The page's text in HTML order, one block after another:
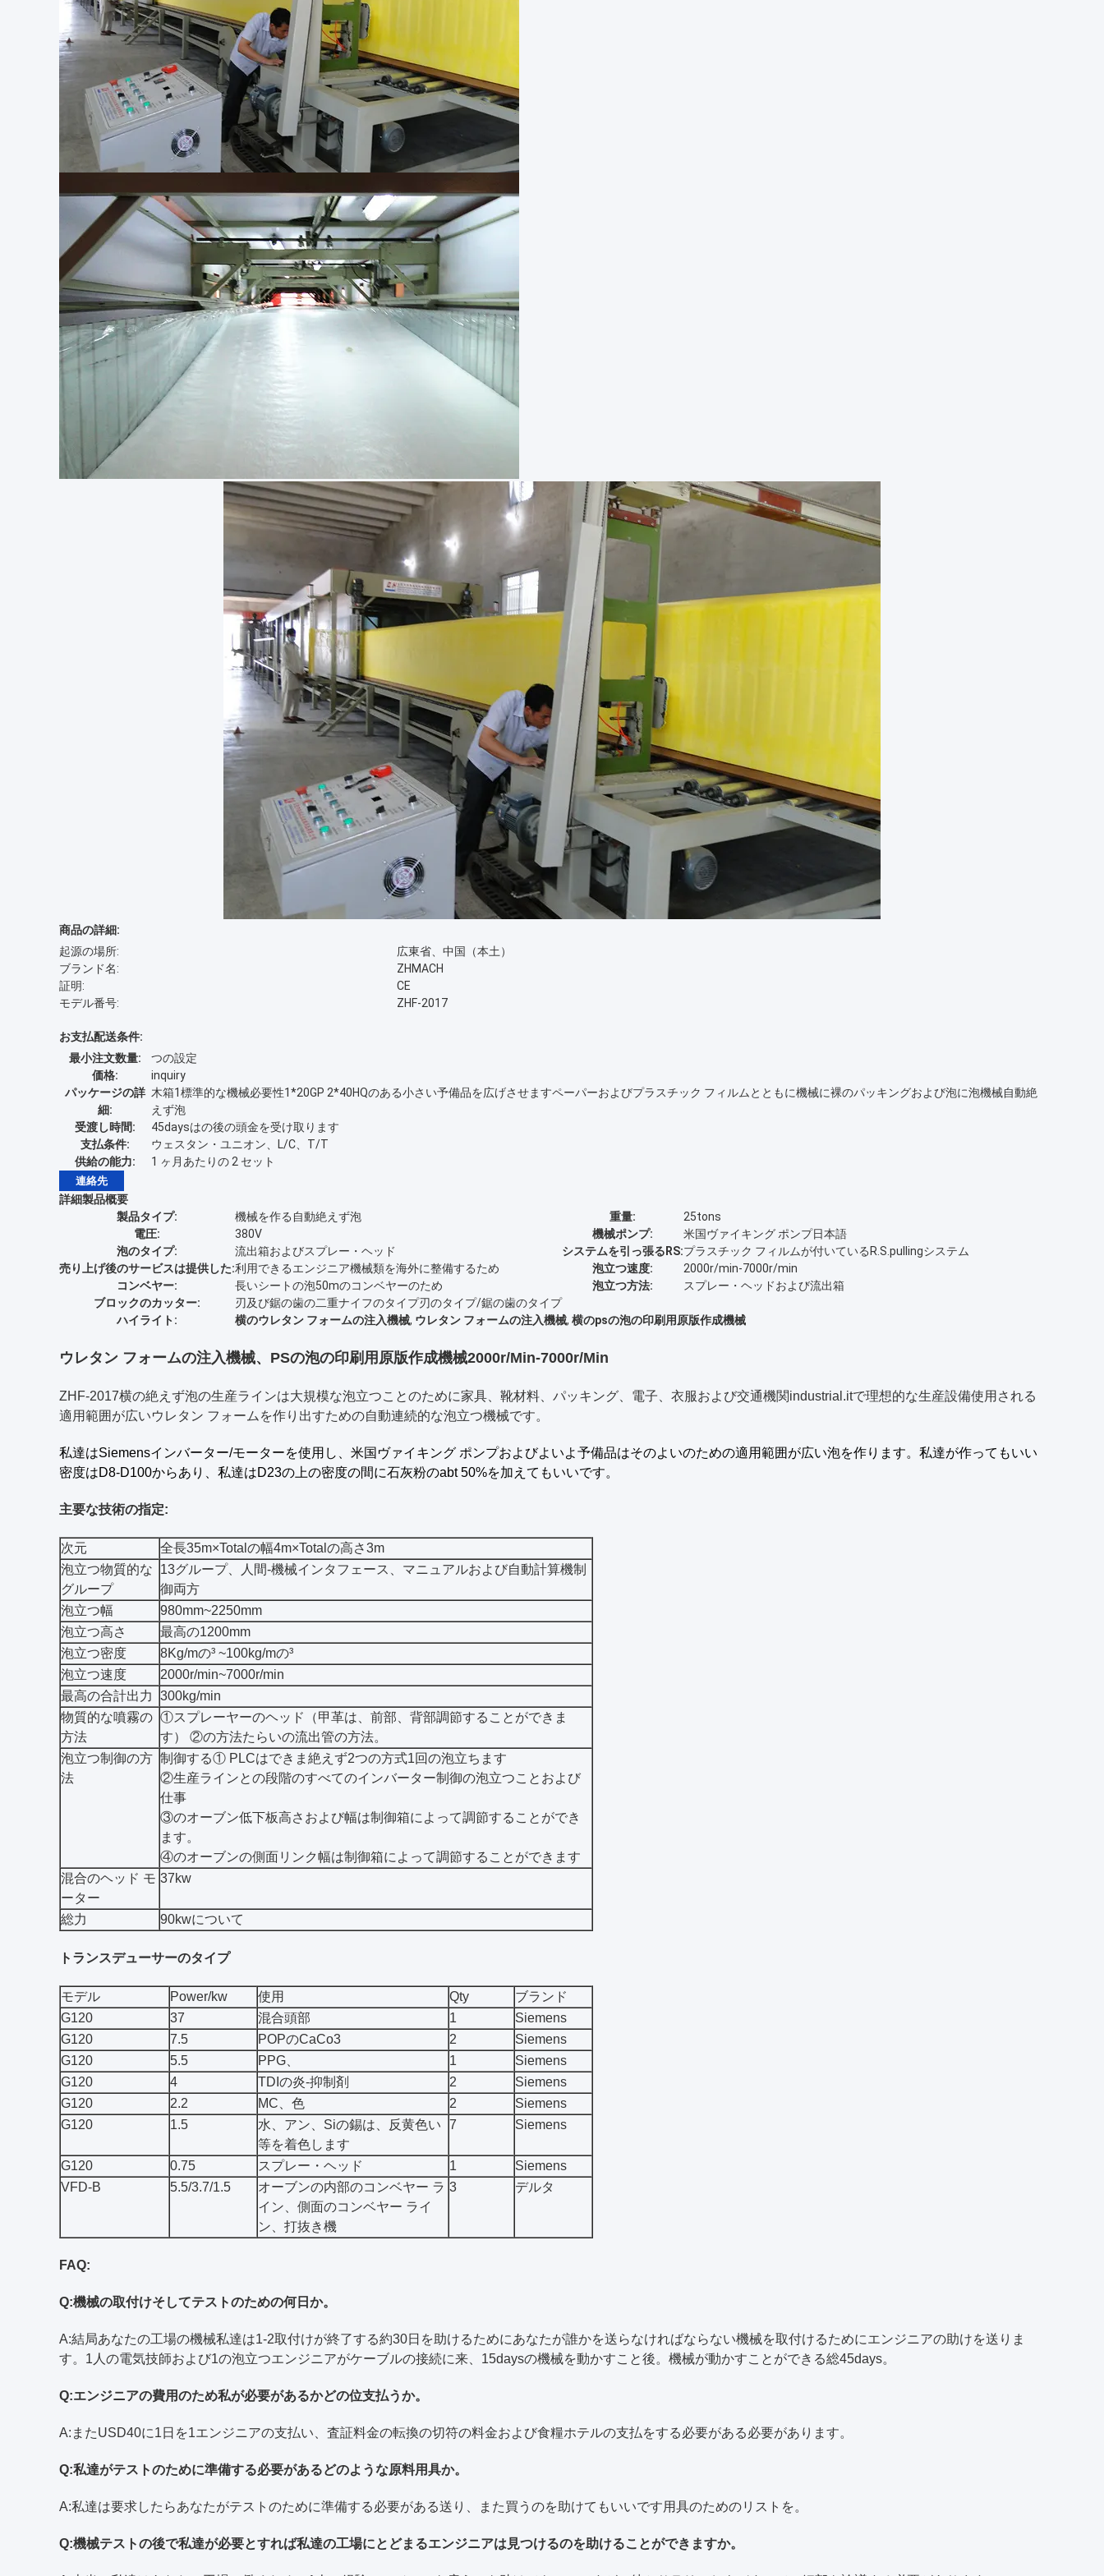
商品の詳細:
起源の場所:
広東省、中国（本土）
ブランド名:
ZHMACH
証明:
CE
モデル番号:
ZHF-2017
お支払配送条件:
最小注文数量:
つの設定
価格:
inquiry
パッケージの詳
細:
木箱1標準的な機械必要性1*20GP 2*40HQのある小さい予備品を広げさせますペーパーおよびプラスチック フィルムとともに機械に裸のパッキングおよび泡に泡機械自動絶
えず泡
受渡し時間:
45daysはの後の頭金を受け取ります
支払条件:
ウェスタン・ユニオン、L/C、T/T
供給の能力:
1 ヶ月あたりの 2 セット
連絡先
詳細製品概要
製品タイプ:
機械を作る自動絶えず泡 重量:
25tons
電圧:
380V 機械ポンプ:
米国ヴァイキング ポンプ日本語
泡のタイプ:
流出箱およびスプレー・ヘッド システムを引っ張るRS:プラスチック フィルムが付いているR.S.pullingシステム
売り上げ後のサービスは提供した:利用できるエンジニア機械類を海外に整備するため 泡立つ速度:
2000r/min-7000r/min
コンベヤー:
長いシートの泡50mのコンベヤーのため 泡立つ方法:
スプレー・ヘッドおよび流出箱
ブロックのカッター:
刃及び鋸の歯の二重ナイフのタイプ刃のタイプ/鋸の歯のタイプ
ハイライト:
横のウレタン フォームの注入機械, ウレタン フォームの注入機械, 横のpsの泡の印刷用原版作成機械
ウレタン フォームの注入機械、PSの泡の印刷用原版作成機械2000r/Min-7000r/Min
ZHF-2017横の絶えず泡の生産ラインは大規模な泡立つことのために家具、靴材料、パッキング、電子、衣服および交通機関industrial.itで理想的な生産設備使用される
適用範囲が広いウレタン フォームを作り出すための自動連続的な泡立つ機械です。
私達はSiemensインバーター/モーターを使用し、米国ヴァイキング ポンプおよびよいよ予備品はそのよいのための適用範囲が広い泡を作ります。私達が作ってもいい
密度はD8-D100からあり、私達はD23の上の密度の間に石灰粉のabt 50%を加えてもいいです。
主要な技術の指定:
次元
全長35m×Totalの幅4m×Totalの高さ3m
泡立つ物質的な
グループ
13グループ、人間-機械インタフェース、マニュアルおよび自動計算機制
御両方
泡立つ幅
980mm~2250mm
泡立つ高さ
最高の1200mm
泡立つ密度
8Kg/mの³ ~100kg/mの³
泡立つ速度
2000r/min~7000r/min
最高の合計出力
300kg/min
物質的な噴霧の
方法
①スプレーヤーのヘッド（甲革は、前部、背部調節することができま
す） ②の方法たらいの流出管の方法。
泡立つ制御の方
法
制御する① PLCはできま絶えず2つの方式1回の泡立ちます
②生産ラインとの段階のすべてのインバーター制御の泡立つことおよび
仕事
③のオーブン低下板高さおよび幅は制御箱によって調節することができ
ます。
④のオーブンの側面リンク幅は制御箱によって調節することができます
混合のヘッド モ
ーター
37kw
総力 90kwについて
トランスデューサーのタイプ
モデル Power/kw 使用 Qty
ブランド
G120
37 混合頭部 1
Siemens
G120
7.5 POPのCaCo3 2
Siemens
G120
5.5 PPG、 1
Siemens
G120
4 TDIの炎-抑制剤 2
Siemens
G120
2.2 MC、色 2
Siemens
G120
1.5
水、アン、Siの錫は、反黄色い
等を着色します
7 Siemens
G120 0.75 スプレー・ヘッド 1
Siemens
VFD-B
5.5/3.7/1.5
オーブンの内部のコンベヤー ラ
イン、側面のコンベヤー ライ
ン、打抜き機
3 デルタ
FAQ:
Q:機械の取付けそしてテストのための何日か。
A:結局あなたの工場の機械私達は1-2取付けが終了する約30日を助けるためにあなたが誰かを送らなければならない機械を取付けるためにエンジニアの助けを送りま
す。1人の電気技師および1の泡立つエンジニアがケーブルの接続に来、15daysの機械を動かすこと後。機械が動かすことができる総45days。
Q:エンジニアの費用のため私が必要があるかどの位支払うか。
A:またUSD40に1日を1エンジニアの支払い、査証料金の転換の切符の料金および食糧ホテルの支払をする必要がある必要があります。
Q:私達がテストのために準備する必要があるどのような原料用具か。
A:私達は要求したらあなたがテストのために準備する必要がある送り、また買うのを助けてもいいです用具のためのリストを。
Q:機械テストの後で私達が必要とすれば私達の工場にとどまるエンジニアは見つけるのを助けることができますか。